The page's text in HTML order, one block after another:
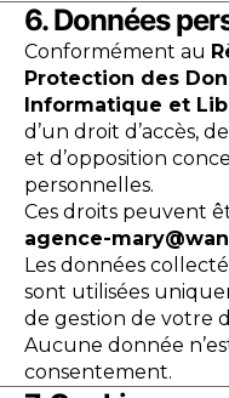
6. Données
Conformément au
Protection des
Informatique et
d’un droit d’accès,
et d’opposition
personnelles.
Ces droits peuvent
agence-
Les données
sont utilisées
de gestion de votre
Aucune donnée
consentement.